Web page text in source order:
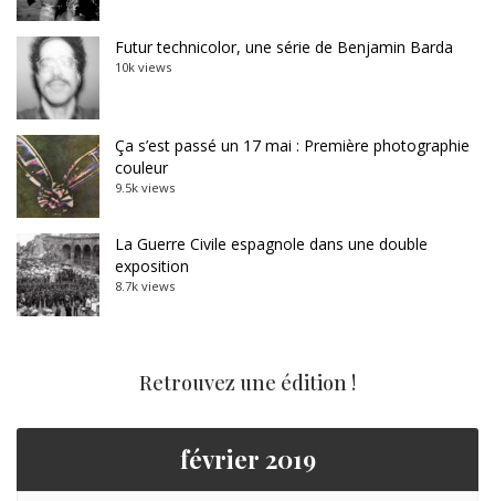
Futur technicolor, une série de Benjamin Barda
10k views
Ça s’est passé un 17 mai : Première photographie
couleur
9.5k views
La Guerre Civile espagnole dans une double
exposition
8.7k views
Retrouvez une édition !
février 2019